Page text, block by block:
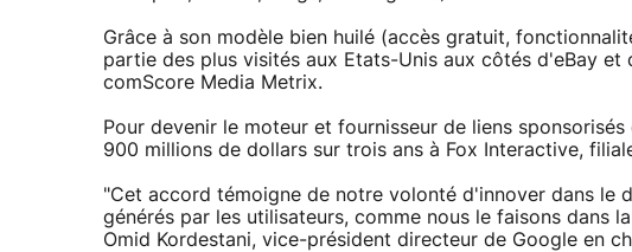
Grâce à son modèle bien huilé (accès gratuit,
partie des plus visités aux Etats-Unis aux côtés d'eBay et
comScore Media Metrix.
Pour devenir le moteur et fournisseur de liens
900 millions de dollars sur trois ans à Fox Interactive,
"Cet accord témoigne de notre volonté d'innover dans le
générés par les utilisateurs, comme nous le faisons dans
Omid Kordestani, vice-président directeur de Google en